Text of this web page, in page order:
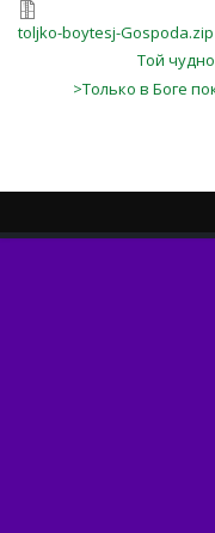
toljko-boytesj-Gospoda.zip
Той
>Только в Боге